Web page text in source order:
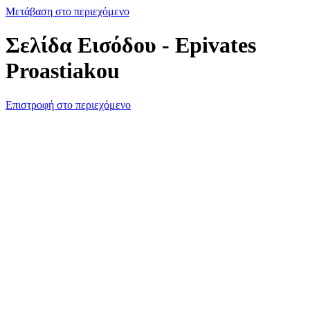
Μετάβαση στο περιεχόμενο
Σελίδα Εισόδου - Epivates
Proastiakou
Επιστροφή στο περιεχόμενο